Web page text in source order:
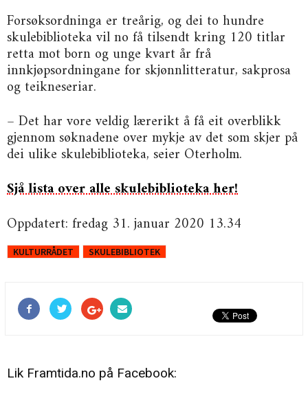
Forsøksordninga er treårig, og dei to hundre
skulebiblioteka vil no få tilsendt kring 120 titlar
retta mot born og unge kvart år frå
innkjøpsordningane for skjønnlitteratur, sakprosa
og teikneseriar.
– Det har vore veldig lærerikt å få eit overblikk
gjennom søknadene over mykje av det som skjer på
dei ulike skulebiblioteka, seier Oterholm.
Sjå lista over alle skulebiblioteka her!
Oppdatert: fredag 31. januar 2020 13.34
KULTURRÅDET SKULEBIBLIOTEK
Lik Framtida.no på Facebook: